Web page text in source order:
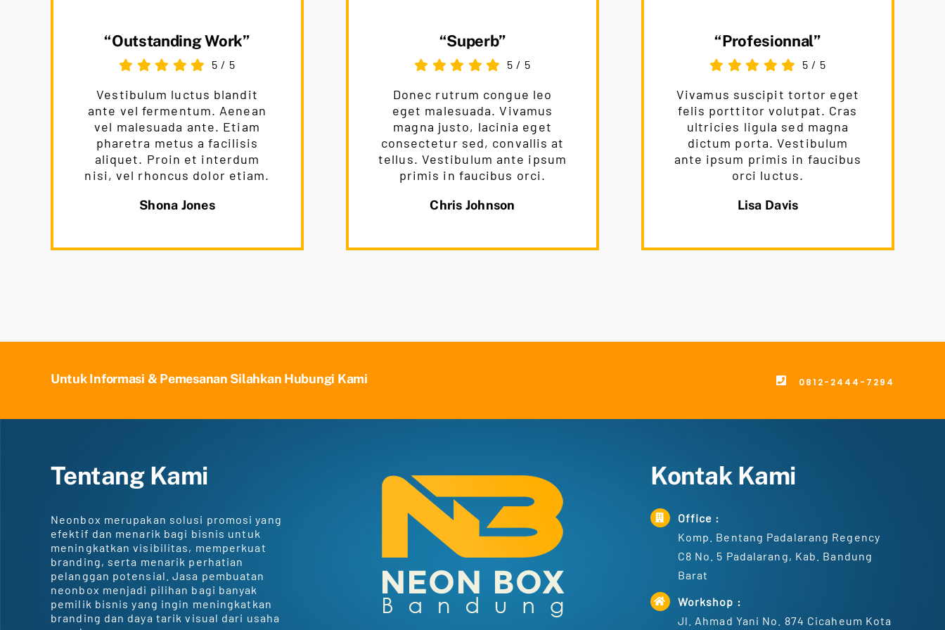
“Outstanding Work”
5 / 5
Vestibulum luctus blandit
ante vel fermentum. Aenean
vel malesuada ante. Etiam
pharetra metus a facilisis
aliquet. Proin et interdum
nisi, vel rhoncus dolor etiam.
Shona Jones
“Superb”
5 / 5
Donec rutrum congue leo
eget malesuada. Vivamus
magna justo, lacinia eget
consectetur sed, convallis at
tellus. Vestibulum ante ipsum
primis in faucibus orci.
Chris Johnson
“Profesionnal”
5 / 5
Vivamus suscipit tortor eget
felis porttitor volutpat. Cras
ultricies ligula sed magna
dictum porta. Vestibulum
ante ipsum primis in faucibus
orci luctus.
Lisa Davis
Untuk Informasi & Pemesanan Silahkan Hubungi Kami 0812-2444-7294
Tentang Kami
Neonbox merupakan solusi promosi yang
efektif dan menarik bagi bisnis untuk
meningkatkan visibilitas, memperkuat
branding, serta menarik perhatian
pelanggan potensial. Jasa pembuatan
neonbox menjadi pilihan bagi banyak
pemilik bisnis yang ingin meningkatkan
branding dan daya tarik visual dari usaha
Kontak Kami
Office :
Komp. Bentang Padalarang Regency
C8 No. 5 Padalarang, Kab. Bandung
Barat
Workshop :
Jl. Ahmad Yani No. 874 Cicaheum Kota